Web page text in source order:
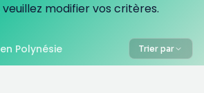
modifier vos critères.
Polynésie Trier par